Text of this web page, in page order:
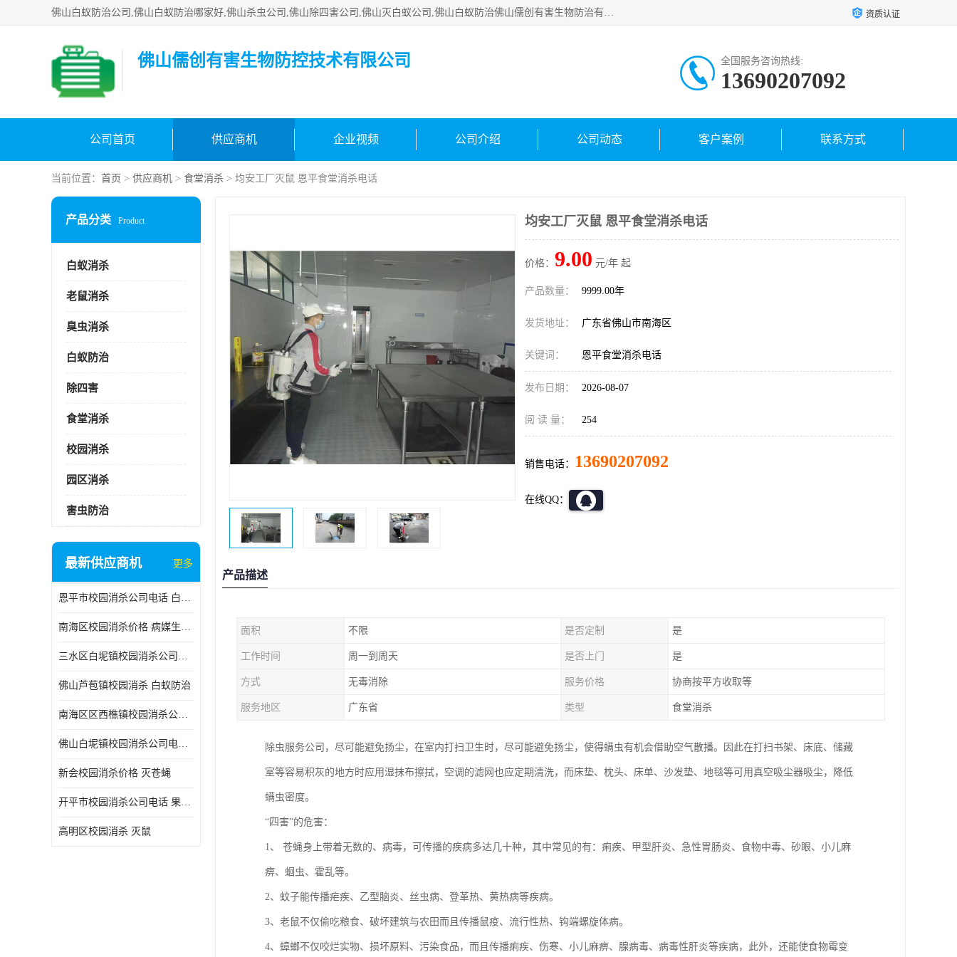
佛山白蚁防治公司,佛山白蚁防治哪家好,佛山杀虫公司,佛山除四害公司,佛山灭白蚁公司,佛山白蚁防治佛山儒创有害生物防治有限公司是一家佛山杀虫公司、佛山除四害公司、佛山灭白蚁公司、佛山白蚁防治公司，让您远离虫害困扰。要问佛山白蚁防治哪家好？佛山儒创有害生物防治有限公司全佛山、广州，正规公司，上门勘查，可靠，售后有保障。 资质认证
佛山儒创有害生物防控技术有限公司 全国服务咨询热线:
13690207092
公司首页 供应商机 企业视频 公司介绍 公司动态 客户案例 联系方式
当前位置： 首页 > 供应商机 > 食堂消杀 > 均安工厂灭鼠 恩平食堂消杀电话
产品分类 Product
白蚁消杀
老鼠消杀
臭虫消杀
白蚁防治
除四害
食堂消杀
校园消杀
园区消杀
害虫防治
最新供应商机 更多
恩平市校园消杀公司电话 白蚁工程
南海区校园消杀价格 病媒生物防治
三水区白坭镇校园消杀公司电话 消杀记录表
佛山芦苞镇校园消杀 白蚁防治
南海区区西樵镇校园消杀公司 害虫防治
佛山白坭镇校园消杀公司电话 除四害
新会校园消杀价格 灭苍蝇
开平市校园消杀公司电话 果蝇防治
高明区校园消杀 灭鼠
均安工厂灭鼠 恩平食堂消杀电话
价格： 9.00 元/年 起
产品数量： 9999.00年
发货地址： 广东省佛山市南海区
关键词： 恩平食堂消杀电话
发布日期： 2026-08-07
阅 读 量： 254
销售电话： 13690207092
在线QQ：
产品描述
面积 不限 是否定制 是
工作时间 周一到周天 是否上门 是
方式 无毒消除 服务价格 协商按平方收取等
服务地区 广东省 类型 食堂消杀
除虫服务公司，尽可能避免扬尘，在室内打扫卫生时，尽可能避免扬尘，使得螨虫有机会借助空气散播。因此在打扫书架、床底、储藏
室等容易积灰的地方时应用湿抹布擦拭，空调的滤网也应定期清洗，而床垫、枕头、床单、沙发垫、地毯等可用真空吸尘器吸尘，降低
螨虫密度。
“四害”的危害：
1、 苍蝇身上带着无数的、病毒，可传播的疾病多达几十种，其中常见的有：痢疾、甲型肝炎、急性胃肠炎、食物中毒、砂眼、小儿麻
痹、蛔虫、霍乱等。
2、蚊子能传播疟疾、乙型脑炎、丝虫病、登革热、黄热病等疾病。
3、老鼠不仅偷吃粮食、破坏建筑与农田而且传播鼠疫、流行性热、钩端螺旋体病。
4、蟑螂不仅咬烂实物、损坏原料、污染食品，而且传播痢疾、伤寒、小儿麻痹、腺病毒、病毒性肝炎等疾病，此外，还能使食物霉变